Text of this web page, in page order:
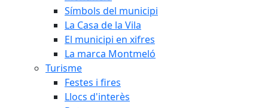
Símbols del municipi
La Casa de la Vila
El municipi en xifres
La marca Montmeló
Turisme
Festes i fires
Llocs d'interès